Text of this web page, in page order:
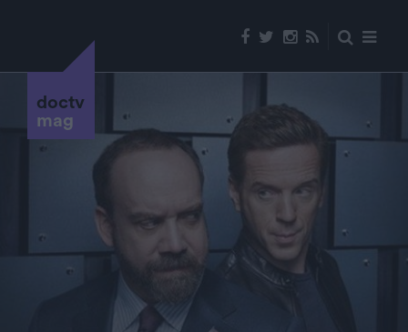
doctv
mag